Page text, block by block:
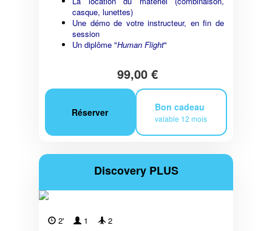
casque, lunettes)
Une démo de votre instructeur, en fin de
session
Un diplôme "Human Flight"
99,00 €
Réserver Bon cadeau
valable 12 mois
Discovery PLUS
2' 1
2